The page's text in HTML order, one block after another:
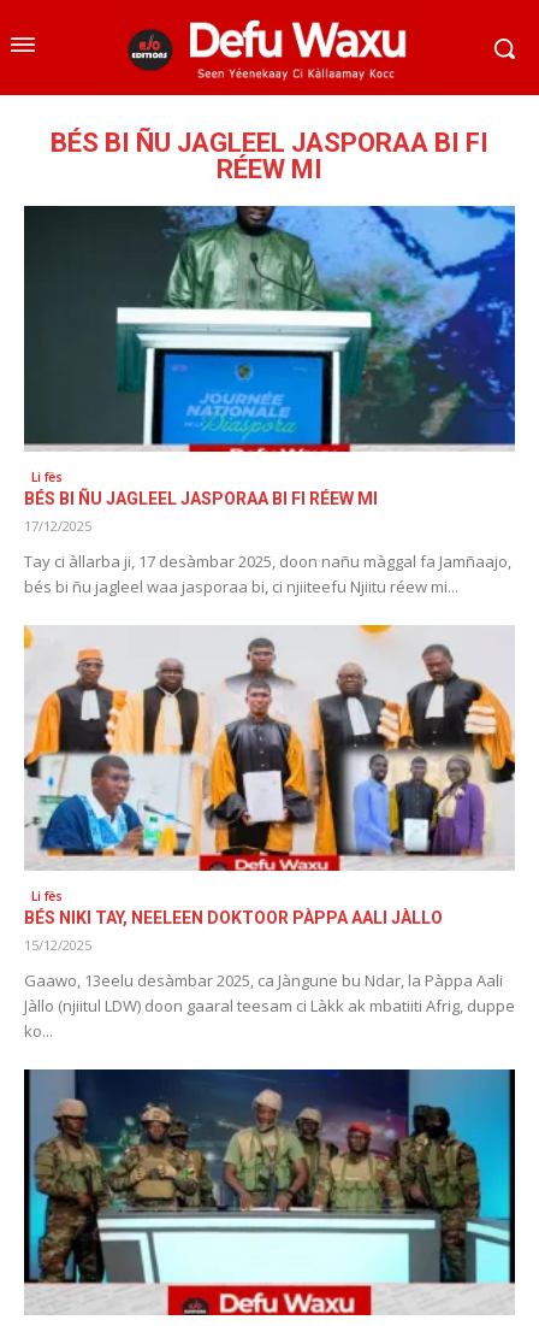
BÉS BI ÑU JAGLEEL JASPORAA BI FI
RÉEW MI
Li fës
BÉS BI ÑU JAGLEEL JASPORAA BI FI RÉEW MI
17/12/2025
Tay ci àllarba ji, 17 desàmbar 2025, doon nañu màggal fa Jamñaajo,
bés bi ñu jagleel waa jasporaa bi, ci njiiteefu Njiitu réew mi...
Li fës
BÉS NIKI TAY, NEELEEN DOKTOOR PÀPPA AALI JÀLLO
15/12/2025
Gaawo, 13eelu desàmbar 2025, ca Jàngune bu Ndar, la Pàppa Aali
Jàllo (njiitul LDW) doon gaaral teesam ci Làkk ak mbatiiti Afrig, duppe
ko...